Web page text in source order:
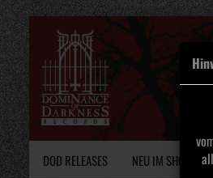
DOD RELEASES NEU IM SHOP